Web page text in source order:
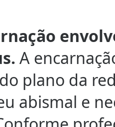
A
plano da
abismal e